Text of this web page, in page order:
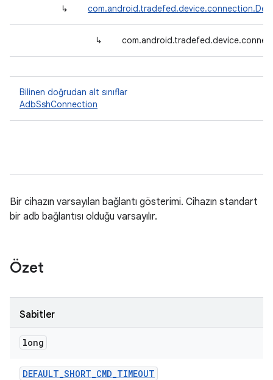
↳
↳
Bilinen doğrudan alt sınıflar
AdbSshConnection
Bir cihazın varsayılan bağlantı gösterimi. Cihazın standart
bir adb bağlantısı olduğu varsayılır.
Özet
Sabitler
long
DEFAULT_SHORT_CMD_TIMEOUT